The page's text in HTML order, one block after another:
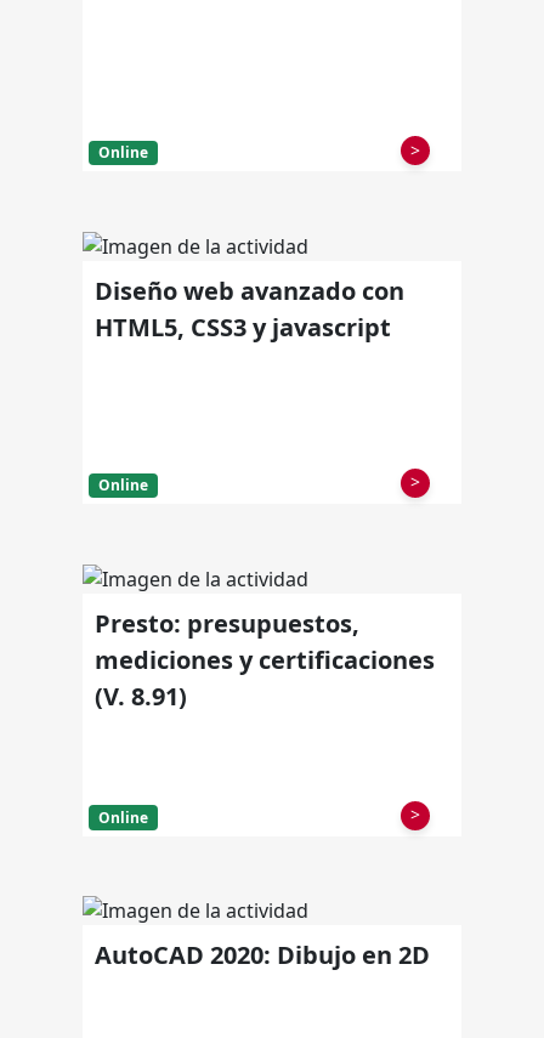
Online >
Diseño web avanzado con
HTML5, CSS3 y javascript
Online >
Presto: presupuestos,
mediciones y certificaciones
(V. 8.91)
Online >
AutoCAD 2020: Dibujo en 2D